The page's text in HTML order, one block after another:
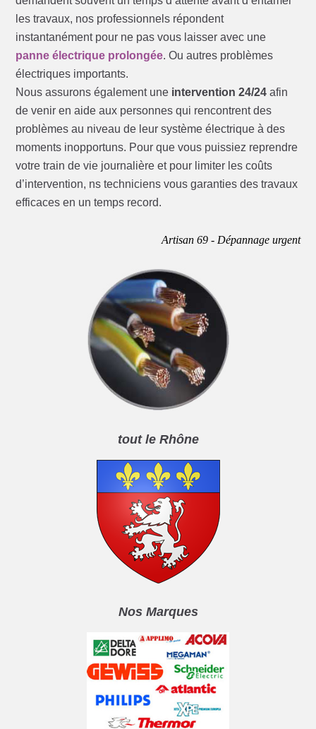
les travaux, nos professionnels répondent
instantanément pour ne pas vous laisser avec une
panne électrique prolongée. Ou autres problèmes
électriques importants.
Nous assurons également une intervention 24/24 afin
de venir en aide aux personnes qui rencontrent des
problèmes au niveau de leur système électrique à des
moments inopportuns. Pour que vous puissiez reprendre
votre train de vie journalière et pour limiter les coûts
d’intervention, ns techniciens vous garanties des travaux
efficaces en un temps record.
Artisan 69 - Dépannage urgent
tout le Rhône
Nos Marques